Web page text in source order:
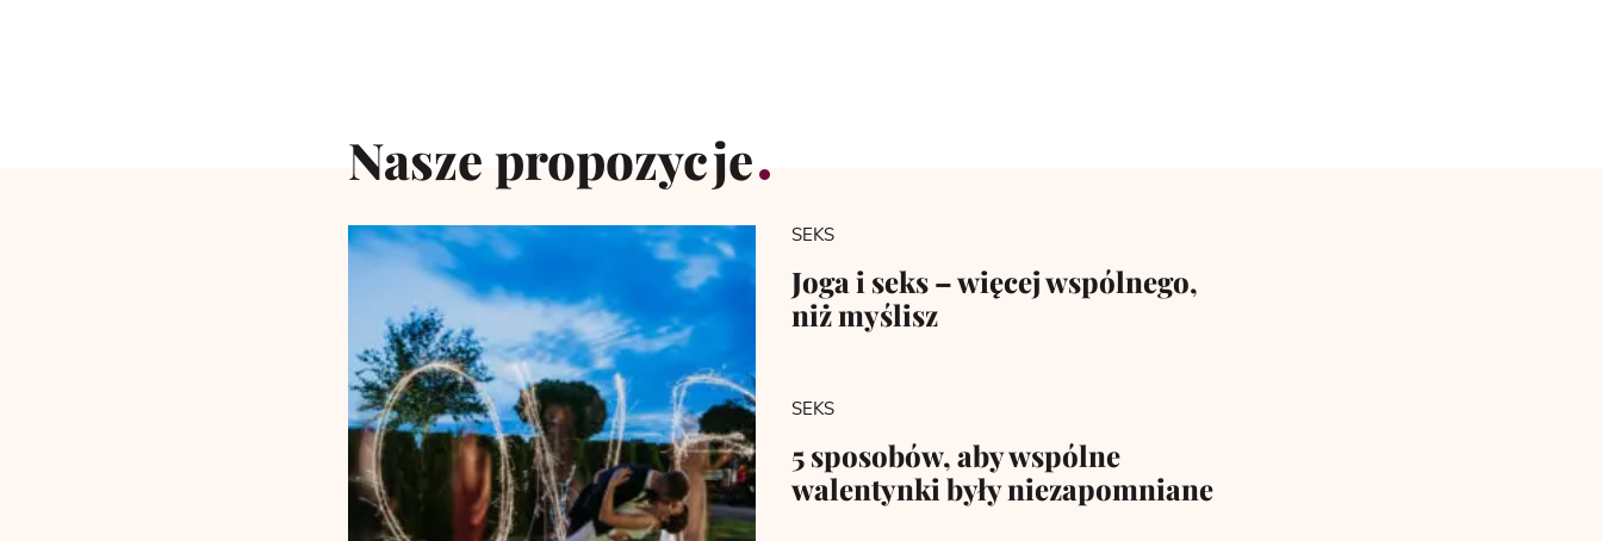
Nasze propozycje
SEKS
Joga i seks – więcej wspólnego,
niż myślisz
SEKS
5 sposobów, aby wspólne
walentynki były niezapomniane